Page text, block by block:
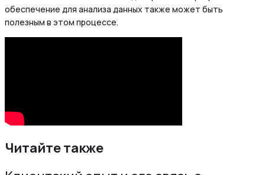
обеспечение для анализа данных также может быть
полезным в этом процессе.
Читайте также